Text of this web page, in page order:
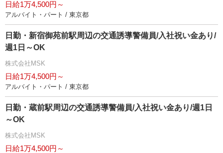
日給1万4,500円～
アルバイト・パート / 東京都
日勤・新宿御苑前駅周辺の交通誘導警備員/入社祝い金あり/
週1日～OK
株式会社MSK
日給1万4,500円～
アルバイト・パート / 東京都
日勤・蔵前駅周辺の交通誘導警備員/入社祝い金あり/週1日
～OK
株式会社MSK
日給1万4,500円～